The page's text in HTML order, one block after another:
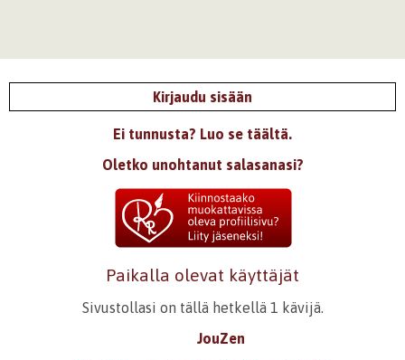
rekisteröidykommentoidaksesi
joskus näkyy mun päässä.
rekisteröidy kommentoidaksesi
Juru
hätähuuto! Joskus kertyy sellaista tuskaa, mitä ei saa
Kirjaudu sisään
Ei tunnusta? Luo se täältä.
Oletko unohtanut salasanasi?
Paikalla olevat käyttäjät
Sivustollasi on tällä hetkellä 1 kävijä.
JouZen